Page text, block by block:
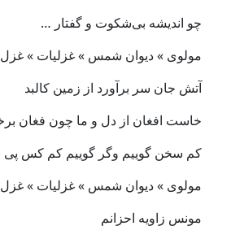
چو اندیشه بی‌شکوت و گفتار …
مولوی » دیوان شمس » غزلیات » غزل
آتش جان سر برآورد از زمین کالبد
خاست افغان از دل و ما چون فغان
کم سخن گوییم وگر گوییم کم کس پی
مولوی » دیوان شمس » غزلیات » غزل
مونس زاویه احزانم